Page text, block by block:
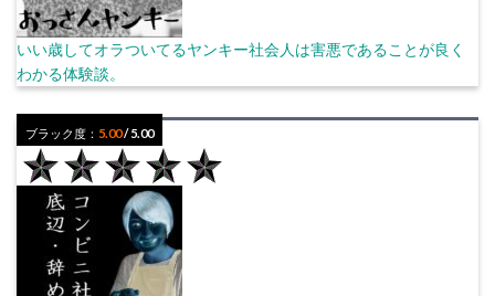
いい歳してオラついてるヤンキー社会人は害悪であることが良く
わかる体験談。
ブラック度： 5.00/ 5.00